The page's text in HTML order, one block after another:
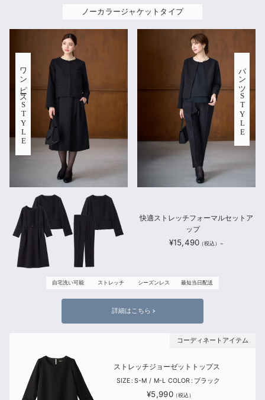
ノーカラージャケットタイプ
ワンピース
STYLE
パンツ
STYLE
快適ストレッチフォーマルセットア
ップ
¥15,490
自宅洗い可能 ストレッチ シーズンレス 最短当日配送
詳細はこちら
ストレッチジョーゼットトップス
SIZE S-M M-L COLOR ブラック
¥5,990